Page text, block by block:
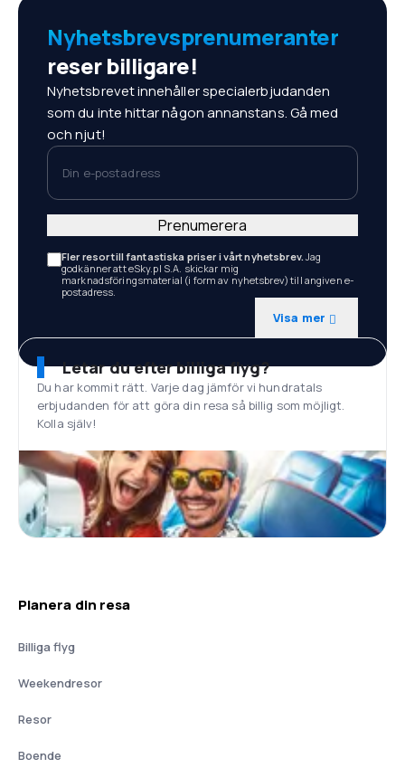
Nyhetsbrevsprenumeranter
reser billigare!
Nyhetsbrevet innehåller specialerbjudanden
som du inte hittar någon annanstans. Gå med
och njut!
Din e-postadress
Fler resor till fantastiska priser i vårt nyhetsbrev.Jag
godkänner att eSky.pl S.A. skickar mig
marknadsföringsmaterial (i form av nyhetsbrev) till angiven e-
postadress.
Visa mer
Prenumerera
Letar du efter billiga flyg?
Du har kommit rätt. Varje dag jämför vi hundratals
erbjudanden för att göra din resa så billig som möjligt.
Kolla själv!
Planera din resa
Billiga flyg
Weekendresor
Resor
Boende